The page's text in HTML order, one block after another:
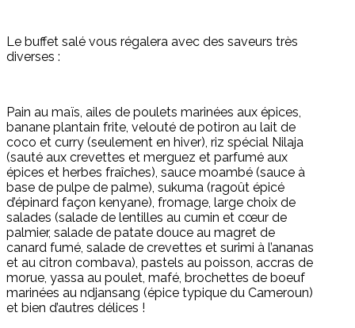
Le buffet salé vous régalera avec des saveurs très
diverses :
Pain au maïs, ailes de poulets marinées aux épices,
banane plantain frite, velouté de potiron au lait de
coco et curry (seulement en hiver), riz spécial Nilaja
(sauté aux crevettes et merguez et parfumé aux
épices et herbes fraîches), sauce moambé (sauce à
base de pulpe de palme), sukuma (ragoût épicé
d’épinard façon kenyane), fromage, large choix de
salades (salade de lentilles au cumin et cœur de
palmier, salade de patate douce au magret de
canard fumé, salade de crevettes et surimi à l’ananas
et au citron combava), pastels au poisson, accras de
morue, yassa au poulet, mafé, brochettes de boeuf
marinées au ndjansang (épice typique du Cameroun)
et bien d’autres délices !